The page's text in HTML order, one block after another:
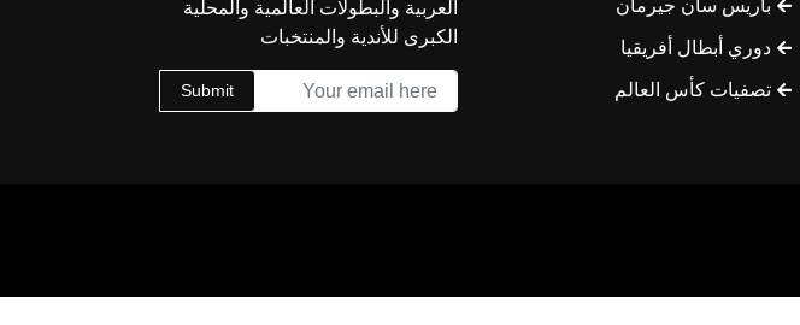
باريس سان جيرمان
دوري أبطال أفريقيا
تصفيات كأس العالم
العربية والبطولات العالمية والمحلية
الكبرى للأندية والمنتخبات
Submit